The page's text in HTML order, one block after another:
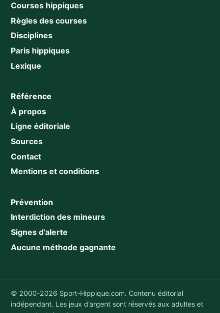
Courses hippiques
Règles des courses
Disciplines
Paris hippiques
Lexique
Référence
À propos
Ligne éditoriale
Sources
Contact
Mentions et conditions
Prévention
Interdiction des mineurs
Signes d’alerte
Aucune méthode gagnante
© 2000-2026 Sport-Hippique.com. Contenu éditorial
indépendant. Les jeux d’argent sont réservés aux adultes et